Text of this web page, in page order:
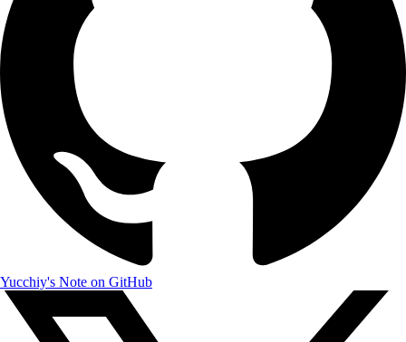
Yucchiy's Note on GitHub